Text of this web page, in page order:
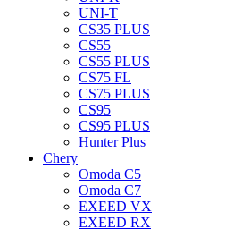
UNI-T
CS35 PLUS
CS55
CS55 PLUS
CS75 FL
CS75 PLUS
CS95
CS95 PLUS
Hunter Plus
Chery
Omoda C5
Omoda C7
EXEED VX
EXEED RX